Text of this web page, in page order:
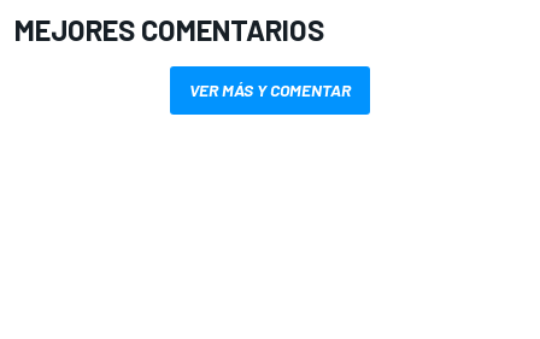
MEJORES COMENTARIOS
VER MÁS Y COMENTAR